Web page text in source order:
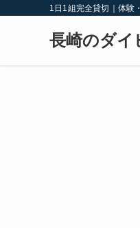
1日1組完全貸切｜体験
長崎のダイ